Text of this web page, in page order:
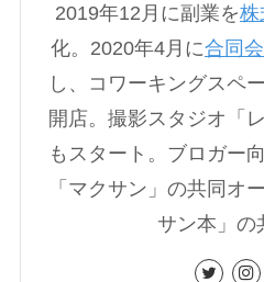
2019年12月に副業を株
化。2020年4月に合同
し、コワーキングスペ
開店。撮影スタジオ「
もスタート。ブロガー
「マクサン」の共同オ
サン本」の